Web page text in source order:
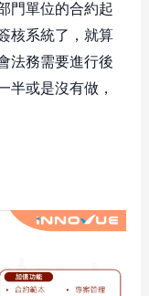
門單位的合約起
核系統了，就算
法務需要進行後
半或是沒有做，